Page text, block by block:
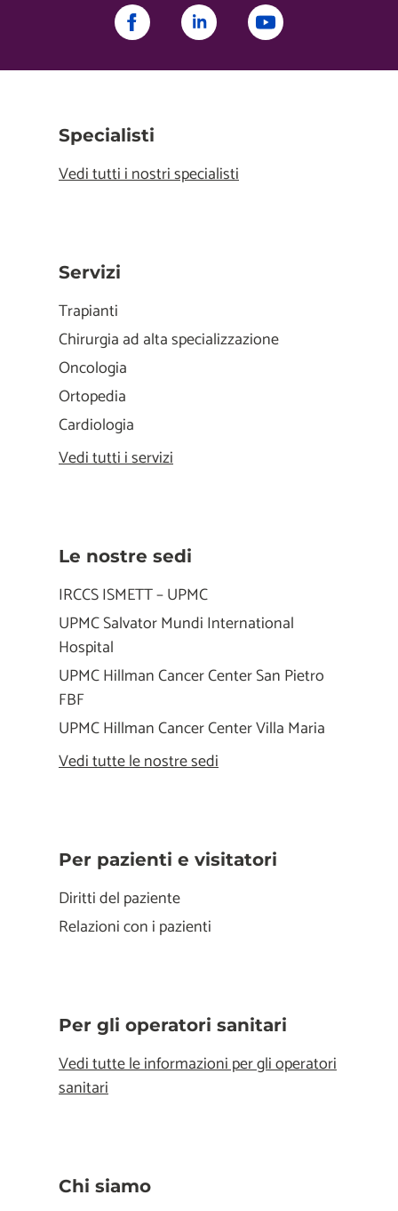
Specialisti
Vedi tutti i nostri specialisti
Servizi
Trapianti
Chirurgia ad alta specializzazione
Oncologia
Ortopedia
Cardiologia
Vedi tutti i servizi
Le nostre sedi
IRCCS ISMETT – UPMC
UPMC Salvator Mundi International
Hospital
UPMC Hillman Cancer Center San Pietro
FBF
UPMC Hillman Cancer Center Villa Maria
Vedi tutte le nostre sedi
Per pazienti e visitatori
Diritti del paziente
Relazioni con i pazienti
Per gli operatori sanitari
Vedi tutte le informazioni per gli operatori
sanitari
Chi siamo